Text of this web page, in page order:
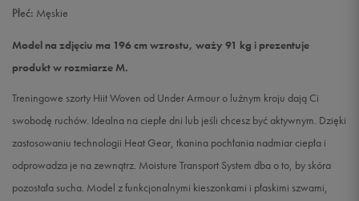
Płeć: Męskie
Model na zdjęciu ma 196 cm wzrostu, waży 91 kg i prezentuje
produkt w rozmiarze M.
Treningowe szorty Hiit Woven od Under Armour o luźnym kroju dają Ci
swobodę ruchów. Idealna na ciepłe dni lub jeśli chcesz być aktywnym. Dzięki
zastosowaniu technologii Heat Gear, tkanina pochłania nadmiar ciepła i
odprowadza je na zewnątrz. Moisture Transport System dba o to, by skóra
pozostała sucha. Model z funkcjonalnymi kieszonkami i płaskimi szwami,